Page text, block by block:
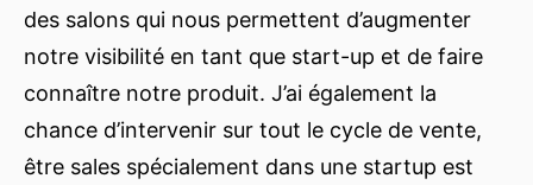
des salons qui nous permettent d’augmenter
notre visibilité en tant que start-up et de faire
connaître notre produit. J’ai également la
chance d’intervenir sur tout le cycle de vente,
être sales spécialement dans une startup est